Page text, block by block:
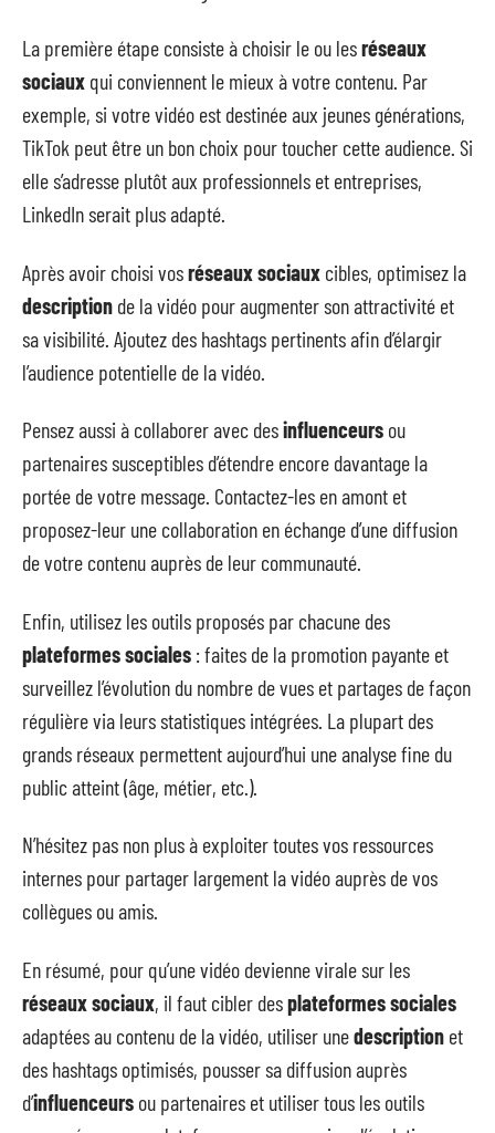
La première étape consiste à choisir le ou lesréseaux
sociaux qui conviennent le mieux à votre contenu. Par
exemple, si votre vidéo est destinée aux jeunes générations,
TikTok peut être un bon choix pour toucher cette audience. Si
elle s’adresse plutôt aux professionnels et entreprises,
LinkedIn serait plus adapté.
Après avoir choisi vosréseaux sociaux cibles, optimisez la
description de la vidéo pour augmenter son attractivité et
sa visibilité. Ajoutez des hashtags pertinents afin d’élargir
l’audience potentielle de la vidéo.
Pensez aussi à collaborer avec desinfluenceurs ou
partenaires susceptibles d’étendre encore davantage la
portée de votre message. Contactez-les en amont et
proposez-leur une collaboration en échange d’une diffusion
de votre contenu auprès de leur communauté.
Enfin, utilisez les outils proposés par chacune des
plateformes sociales : faites de la promotion payante et
surveillez l’évolution du nombre de vues et partages de façon
régulière via leurs statistiques intégrées. La plupart des
grands réseaux permettent aujourd’hui une analyse fine du
public atteint (âge, métier, etc.).
N’hésitez pas non plus à exploiter toutes vos ressources
internes pour partager largement la vidéo auprès de vos
collègues ou amis.
En résumé, pour qu’une vidéo devienne virale sur les
réseaux sociaux, il faut cibler desplateformes sociales
adaptées au contenu de la vidéo, utiliser unedescription et
des hashtags optimisés, pousser sa diffusion auprès
d’influenceurs ou partenaires et utiliser tous les outils